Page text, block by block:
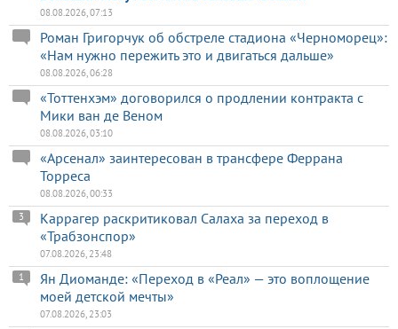
08.08.2026, 07:13
Роман Григорчук об обстреле стадиона «Черноморец»:
«Нам нужно пережить это и двигаться дальше»
08.08.2026, 06:28
«Тоттенхэм» договорился о продлении контракта с
Мики ван де Веном
08.08.2026, 03:10
«Арсенал» заинтересован в трансфере Феррана
Торреса
08.08.2026, 00:33
Каррагер раскритиковал Салаха за переход в
«Трабзонспор»
3
07.08.2026, 23:48
Ян Диоманде: «Переход в «Реал» — это воплощение
моей детской мечты»
1
07.08.2026, 23:03